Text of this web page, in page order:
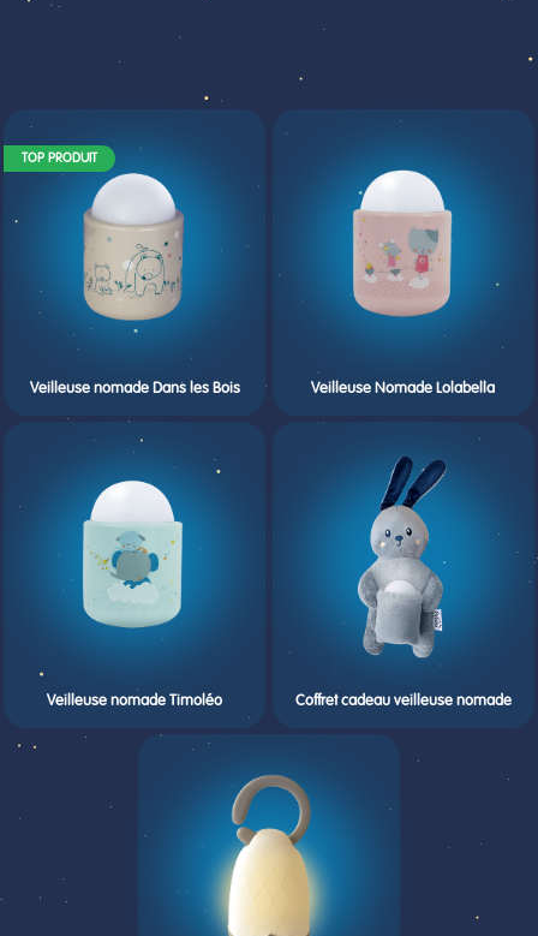
TOP PRODUIT
Veilleuse nomade Dans les Bois Veilleuse Nomade Lolabella
Veilleuse nomade Timoléo Coffret cadeau veilleuse nomade